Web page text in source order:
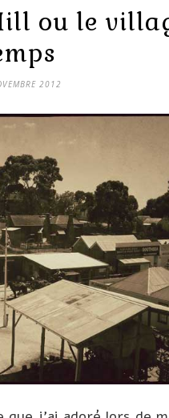
ou le
2012